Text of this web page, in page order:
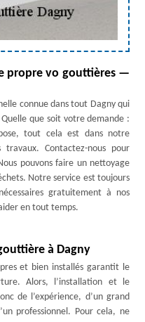
propre vo gouttières —
connue dans tout Dagny qui
que soit votre demande :
tout cela est dans notre
Contactez-nous pour
pouvons faire un nettoyage
Notre service est toujours
gratuitement à nos
en tout temps.
à Dagny
et bien installés garantit le
Alors, l’installation et le
de l’expérience, d’un grand
professionnel. Pour cela, ne